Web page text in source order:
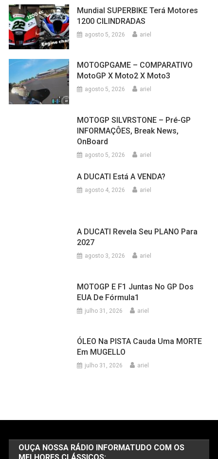
Mundial SUPERBIKE Terá Motores
1200 CILINDRADAS
agosto 5, 2026 ariel
MOTOGPGAME – COMPARATIVO
MotoGP X Moto2 X Moto3
agosto 5, 2026 ariel
MOTOGP SILVRSTONE – Pré-GP
INFORMAÇÔES, Break News,
OnBoard
agosto 5, 2026 ariel
A DUCATI Está A VENDA?
agosto 4, 2026 ariel
A DUCATI Revela Seu PLANO Para
2027
agosto 3, 2026 ariel
MOTOGP E F1 Juntas No GP Dos
EUA De Fórmula1
julho 31, 2026 ariel
ÓLEO Na PISTA Cauda Uma MORTE
Em MUGELLO
julho 31, 2026 ariel
OUÇA NOSSA RÁDIO INFORMATUDO COM OS